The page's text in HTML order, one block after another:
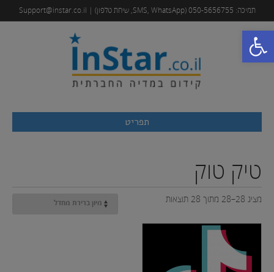
פתח סרגל נגישות
תמיכה: 050-5656755 (SMS, WhatsApp, שיחת טלפון) | Support@instar.co.il
תפריט
טיק טוק
מציג 28–28 מתוך 28 תוצאות